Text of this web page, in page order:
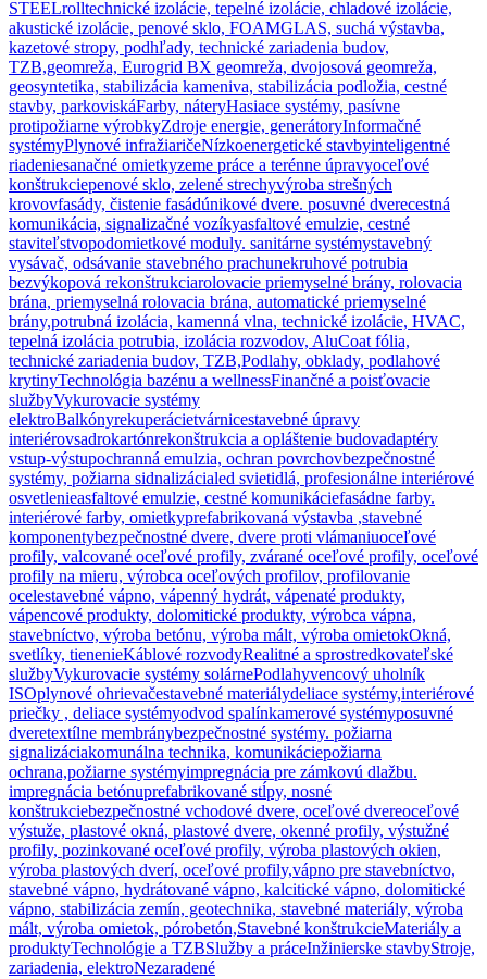
STEELrolltechnické izolácie, tepelné izolácie, chladové izolácie,
akustické izolácie, penové sklo, FOAMGLAS, suchá výstavba,
kazetové stropy, podhľady, technické zariadenia budov,
TZB,geomreža, Eurogrid BX geomreža, dvojosová geomreža,
geosyntetika, stabilizácia kameniva, stabilizácia podložia, cestné
stavby, parkoviskáFarby, náteryHasiace systémy, pasívne
protipožiarne výrobkyZdroje energie, generátoryInformačné
systémyPlynové infražiaričeNízkoenergetické stavbyinteligentné
riadeniesanačné omietkyzeme práce a terénne úpravyoceľové
konštrukciepenové sklo, zelené strechyvýroba strešných
krovovfasády, čistenie fasádúnikové dvere. posuvné dverecestná
komunikácia, signalizačné vozíkyasfaltové emulzie, cestné
staviteľstvopodomietkové moduly. sanitárne systémystavebný
vysávač, odsávanie stavebného prachunekruhové potrubia
bezvýkopová rekonštrukciarolovacie priemyselné brány, rolovacia
brána, priemyselná rolovacia brána, automatické priemyselné
brány,potrubná izolácia, kamenná vlna, technické izolácie, HVAC,
tepelná izolácia potrubia, izolácia rozvodov, AluCoat fólia,
technické zariadenia budov, TZB,Podlahy, obklady, podlahové
krytinyTechnológia bazénu a wellnessFinančné a poisťovacie
službyVykurovacie systémy
elektroBalkónyrekuperácietvárnicestavebné úpravy
interiérovsadrokartónrekonštrukcia a opláštenie budovadaptéry
vstup-výstupochranná emulzia, ochran povrchovbezpečnostné
systémy, požiarna sidnalizácialed svietidlá, profesionálne interiérové
osvetlenieasfaltové emulzie, cestné komunikáciefasádne farby.
interiérové farby, omietkyprefabrikovaná výstavba ,stavebné
komponentybezpečnostné dvere, dvere proti vlámaniuoceľové
profily, valcované oceľové profily, zvárané oceľové profily, oceľové
profily na mieru, výrobca oceľových profilov, profilovanie
ocelestavebné vápno, vápenný hydrát, vápenaté produkty,
vápencové produkty, dolomitické produkty, výrobca vápna,
stavebníctvo, výroba betónu, výroba mált, výroba omietokOkná,
svetlíky, tienenieKáblové rozvodyRealitné a sprostredkovateľské
službyVykurovacie systémy solárnePodlahyvencový uholník
ISOplynové ohrievačestavebné materiálydeliace systémy,interiérové
priečky , deliace systémyodvod spalínkamerové systémyposuvné
dveretextílne membránybezpečnostné systémy. požiarna
signalizáciakomunálna technika, komunikáciepožiarna
ochrana,požiarne systémyimpregnácia pre zámkovú dlažbu.
impregnácia betónuprefabrikované stĺpy, nosné
konštrukciebezpečnostné vchodové dvere, oceľové dvereoceľové
výstuže, plastové okná, plastové dvere, okenné profily, výstužné
profily, pozinkované oceľové profily, výroba plastových okien,
výroba plastových dverí, oceľové profily,vápno pre stavebníctvo,
stavebné vápno, hydrátované vápno, kalcitické vápno, dolomitické
vápno, stabilizácia zemín, geotechnika, stavebné materiály, výroba
mált, výroba omietok, pórobetón,Stavebné konštrukcieMateriály a
produktyTechnológie a TZBSlužby a práceInžinierske stavbyStroje,
zariadenia, elektroNezaradené